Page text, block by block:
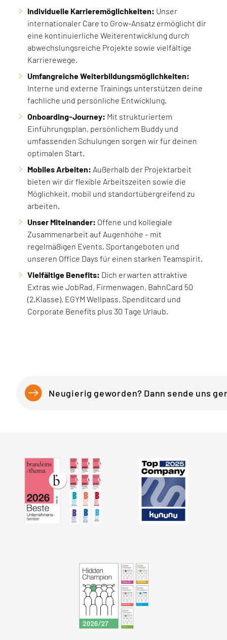
Individuelle Karrieremöglichkeiten: Unser
internationaler Care to Grow-Ansatz ermöglicht dir
eine kontinuierliche Weiterentwicklung durch
abwechslungsreiche Projekte sowie vielfältige
Karrierewege.
Umfangreiche Weiterbildungsmöglichkeiten:
Interne und externe Trainings unterstützen deine
fachliche und persönliche Entwicklung.
Onboarding-Journey: Mit strukturiertem
Einführungsplan, persönlichem Buddy und
umfassenden Schulungen sorgen wir für deinen
optimalen Start.
Mobiles Arbeiten: Außerhalb der Projektarbeit
bieten wir dir flexible Arbeitszeiten sowie die
Möglichkeit, mobil und standortübergreifend zu
arbeiten.
Unser Miteinander: Offene und kollegiale
Zusammenarbeit auf Augenhöhe – mit
regelmäßigen Events, Sportangeboten und
unseren Office Days für einen starken Teamspirit.
Vielfältige Benefits: Dich erwarten attraktive
Extras wie JobRad, Firmenwagen, BahnCard 50
(2.Klasse), EGYM Wellpass, Spenditcard und
Corporate Benefits plus 30 Tage Urlaub.
Neugierig geworden? Dann sende uns